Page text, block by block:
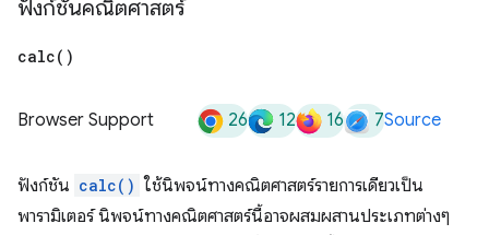
ฟังก์ชันคณิตศาสตร์
calc( )
Browser Support 26 12 16 7Source
ฟังก์ชัน calc() ใช้นิพจน์ทางคณิตศาสตร์รายการเดียวเป็น
พารามิเตอร์ นิพจน์ทางคณิตศาสตร์นี้อาจผสมผสานประเภทต่างๆ